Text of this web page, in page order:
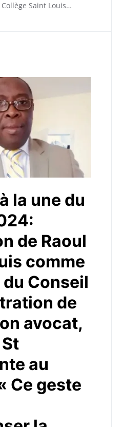
Saint Louis…
la une du
de Raoul
comme
Conseil
de
avocat,
au
Ce geste